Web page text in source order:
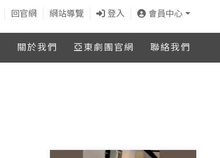
回官網 網站導覽 登入 會員中心
關於我們 亞東劇團官網 聯絡我們